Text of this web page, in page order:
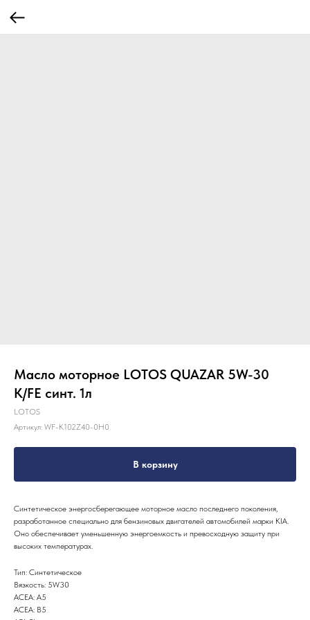
Масло моторное LOTOS QUAZAR 5W-30
K/FE синт. 1л
LOTOS
Артикул: WF-K102Z40-0H0
В корзину
Синтетическое энергосберегающее моторное масло последнего поколения,
разработанное специально для бензиновых двигателей автомобилей марки KIA.
Оно обеспечивает уменьшенную энергоемкость и превосходную защиту при
высоких температурах.
Тип: Синтетическое
Вязкость: 5W30
ACEA: A5
ACEA: B5